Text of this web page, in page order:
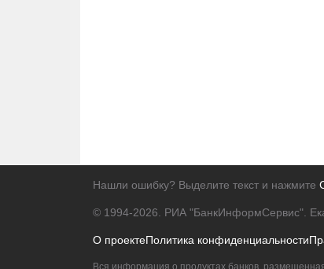
Нашли ошибку? Выделите текст и нажмите
© 1994-2026. РИА "БанкИнформСервис".
О проектеПолитика конфиденциальности
Вся информация о продуктах банков,